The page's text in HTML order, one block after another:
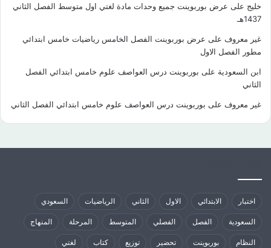
خليج على عرض بوربوينت جميع وحدات مادة لغتي اول متوسط الفصل الثاني
1437هـ
غير معروف على عرض بوربوينت الفصل الخامس رياضيات خامس ابتدائي
مطور الفصل الاول
ابن السعودية على بوربوينت درس العواصف علوم خامس ابتدائي الفصل
الثاني
غير معروف على بوربوينت درس العواصف علوم خامس ابتدائي الفصل الثاني
اختبار الابتدائي الاول الثاني الرياضيات السعودي
السعودية الفصل الفصلي المتوسط المرحلة المنهاج
النظام بوربوينت تحضير توزيع كتاب لغتي